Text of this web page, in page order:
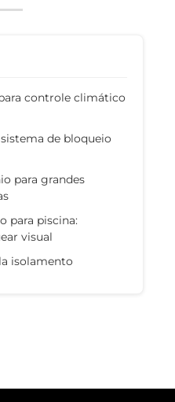
controle climático
de bloqueio
para grandes
para piscina:
visual
isolamento